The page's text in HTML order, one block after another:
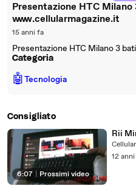
Presentazione HTC
www.cellularmagazine.it
15 anni fa
Presentazione HTC Milano 3
Categoria
🤖Tecnologia
Consigliato
6:07 Prossimi video
Rii
12